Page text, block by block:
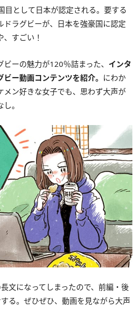
目として日本が認定される。要する
ドラグビーが、日本を強豪国に認定
、すごい！
ーの魅力が120％詰まった、 インタ
ー動画コンテンツを紹介。 にわか
メン好きな女子でも、思わず大声が
。
文になってしまったので、前編・後
る。ぜひぜひ、動画を見ながら大声